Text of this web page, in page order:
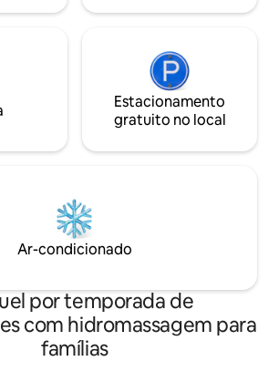
Estacionamento
gratuito no local
Ar-condicionado
por temporada de
com hidromassagem para
famílias